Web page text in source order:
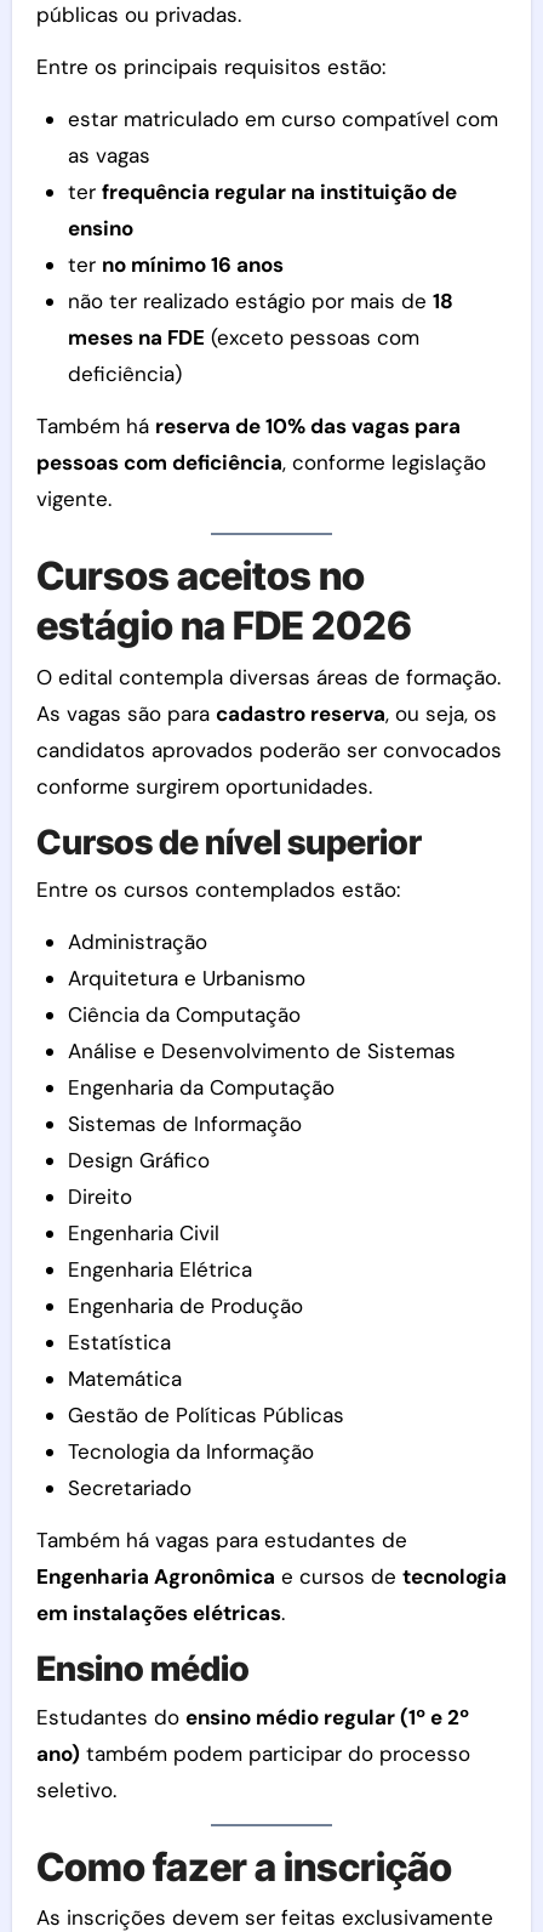
públicas ou privadas.
Entre os principais requisitos estão:
estar matriculado em curso compatível com
as vagas
ter frequência regular na instituição de
ensino
ter no mínimo 16 anos
não ter realizado estágio por mais de 18
meses na FDE (exceto pessoas com
deficiência)
Também há reserva de 10% das vagas para
pessoas com deficiência, conforme legislação
vigente.
Cursos aceitos no
estágio na FDE 2026
O edital contempla diversas áreas de formação.
As vagas são para cadastro reserva, ou seja, os
candidatos aprovados poderão ser convocados
conforme surgirem oportunidades.
Cursos de nível superior
Entre os cursos contemplados estão:
Administração
Arquitetura e Urbanismo
Ciência da Computação
Análise e Desenvolvimento de Sistemas
Engenharia da Computação
Sistemas de Informação
Design Gráfico
Direito
Engenharia Civil
Engenharia Elétrica
Engenharia de Produção
Estatística
Matemática
Gestão de Políticas Públicas
Tecnologia da Informação
Secretariado
Também há vagas para estudantes de
Engenharia Agronômica e cursos de tecnologia
em instalações elétricas.
Ensino médio
Estudantes do ensino médio regular (1º e 2º
ano) também podem participar do processo
seletivo.
Como fazer a inscrição
As inscrições devem ser feitas exclusivamente